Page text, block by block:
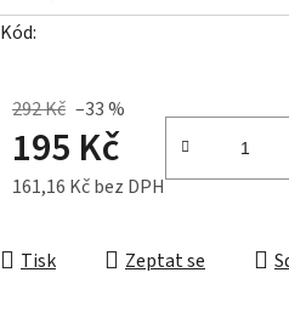
Kód:
292 Kč –33 %
195 Kč
161,16 Kč bez DPH
Tisk Zeptat se